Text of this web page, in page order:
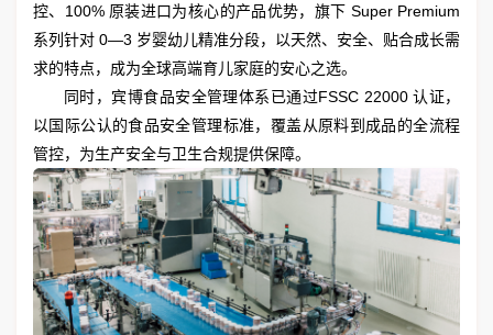
控、100% 原装进口为核心的产品优势，旗下 Super Premium
系列针对 0—3 岁婴幼儿精准分段，以天然、安全、贴合成长需
求的特点，成为全球高端育儿家庭的安心之选。
同时，宾博食品安全管理体系已通过FSSC 22000 认证，
以国际公认的食品安全管理标准，覆盖从原料到成品的全流程
管控，为生产安全与卫生合规提供保障。